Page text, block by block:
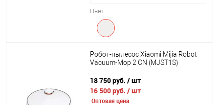
Цвет
Робот-пылесос Xiaomi Mijia Robot
Vacuum-Mop 2 CN (MJST1S)
18 750 руб. / шт
16 500 руб. / шт
Оптовая цена